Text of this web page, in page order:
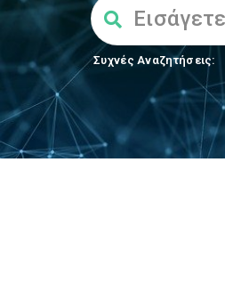
Συχνές Αναζητήσεις: